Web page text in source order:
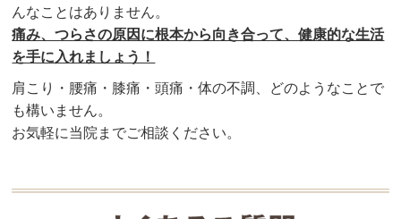
んなことはありません。
痛み、つらさの原因に根本から向き合って、健康的な生活
を手に入れましょう！
肩こり・腰痛・膝痛・頭痛・体の不調、どのようなことで
も構いません。
お気軽に当院までご相談ください。